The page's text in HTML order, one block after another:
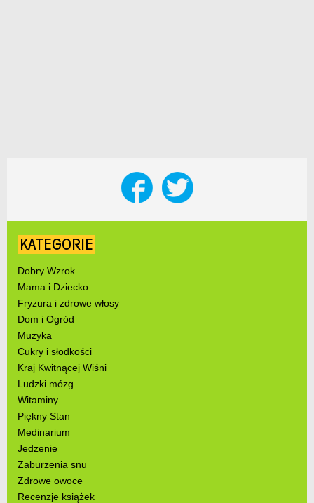
KATEGORIE
Dobry Wzrok
Mama i Dziecko
Fryzura i zdrowe włosy
Dom i Ogród
Muzyka
Cukry i słodkości
Kraj Kwitnącej Wiśni
Ludzki mózg
Witaminy
Piękny Stan
Medinarium
Jedzenie
Zaburzenia snu
Zdrowe owoce
Recenzje książek